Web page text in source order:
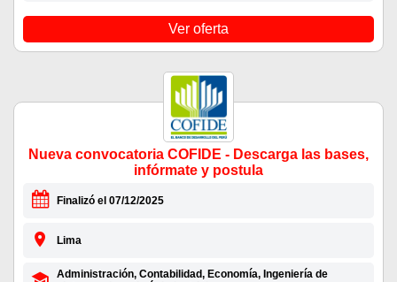
Ver oferta
Nueva convocatoria COFIDE - Descarga las bases,
infórmate y postula
Finalizó el 07/12/2025
Lima
Administración, Contabilidad, Economía, Ingeniería de